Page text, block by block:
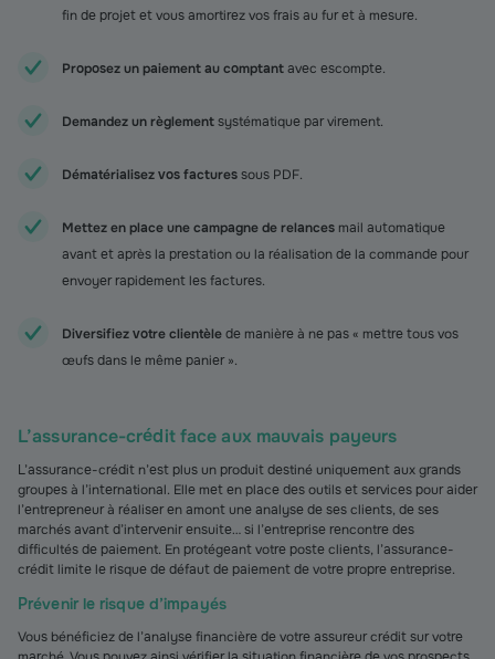
fin de projet et vous amortirez vos frais au fur et à mesure.
Proposez un paiement au comptantavec escompte.
Demandez un règlementsystématique par virement.
Dématérialisez vos facturessous PDF.
Mettez en place une campagne de relances mail automatique
avant et après la prestation ou la réalisation de la commande pour
envoyer rapidement les factures.
Diversifiez votre clientèlede manière à ne pas « mettre tous vos
œufs dans le même panier ».
L’assurance-crédit face aux mauvais payeurs
L’assurance-crédit n’est plus un produit destiné uniquement aux grands
groupes à l’international. Elle met en place des outils et services pour aider
l’entrepreneur à réaliser en amont une analyse de ses clients, de ses
marchés avant d’intervenir ensuite… si l’entreprise rencontre des
difficultés de paiement. En protégeant votre poste clients, l’assurance-
crédit limite le risque de défaut de paiement de votre propre entreprise.
Prévenir le risque d’impayés
Vous bénéficiez de l’analyse financière de votre assureur crédit sur votre